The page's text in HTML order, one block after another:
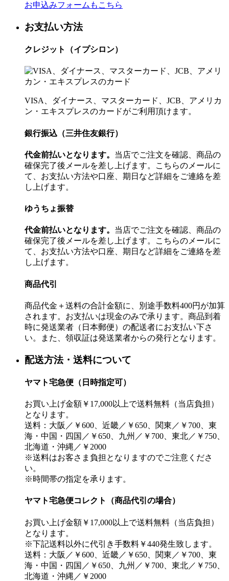
お申込みフォームもこちら
お支払い方法
クレジット（イプシロン）
VISA、ダイナース、マスターカード、JCB、アメリカ
ン・エキスプレスのカードがご利用頂けます。
銀行振込（三井住友銀行）
代金前払いとなります。 当店でご注文を確認、商品の
確保完了後メールを差し上げます。こちらのメールに
て、お支払い方法や口座、期日など詳細をご連絡を差
し上げます。
ゆうちょ振替
代金前払いとなります。 当店でご注文を確認、商品の
確保完了後メールを差し上げます。こちらのメールに
て、お支払い方法や口座、期日など詳細をご連絡を差
し上げます。
商品代引
商品代金＋送料の合計金額に、別途手数料400円が加算
されます。お支払いは現金のみで承ります。商品到着
時に発送業者（日本郵便）の配送者にお支払い下さ
い。また、領収証は発送業者からの発行となります。
配送方法・送料について
ヤマト宅急便（日時指定可）
お買い上げ金額￥17,000以上で送料無料（当店負担）
となります。
送料：大阪／￥600、近畿／￥650、関東／￥700、東
海・中国・四国／￥650、九州／￥700、東北／￥750、
北海道・沖縄／￥2000
※送料はお客さま負担となりますのでご注意くださ
い。
※時間帯の指定を承ります。
ヤマト宅急便コレクト（商品代引の場合）
お買い上げ金額￥17,000以上で送料無料（当店負担）
となります。
※下記送料以外に代引き手数料￥440発生致します。
送料：大阪／￥600、近畿／￥650、関東／￥700、東
海・中国・四国／￥650、九州／￥700、東北／￥750、
北海道・沖縄／￥2000